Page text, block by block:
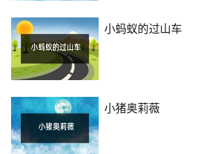
小蚂蚁的过山车
小猪奥莉薇